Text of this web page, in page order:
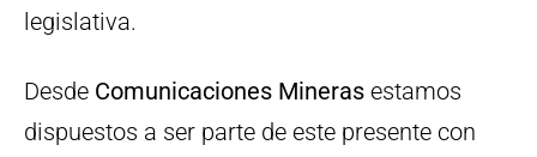
legislativa.
Desde Comunicaciones Mineras estamos
dispuestos a ser parte de este presente con